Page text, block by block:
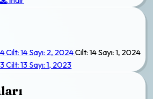
Cilt: 14 Sayı: 2, 2024Cilt: 14 Sayı: 1, 2024
Cilt: 13 Sayı: 1, 2023